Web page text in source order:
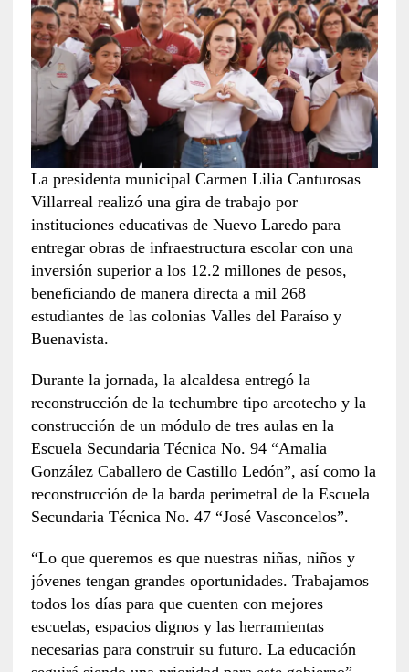
La presidenta municipal Carmen Lilia Canturosas
Villarreal realizó una gira de trabajo por
instituciones educativas de Nuevo Laredo para
entregar obras de infraestructura escolar con una
inversión superior a los 12.2 millones de pesos,
beneficiando de manera directa a mil 268
estudiantes de las colonias Valles del Paraíso y
Buenavista.
Durante la jornada, la alcaldesa entregó la
reconstrucción de la techumbre tipo arcotecho y la
construcción de un módulo de tres aulas en la
Escuela Secundaria Técnica No. 94 “Amalia
González Caballero de Castillo Ledón”, así como la
reconstrucción de la barda perimetral de la Escuela
Secundaria Técnica No. 47 “José Vasconcelos”.
“Lo que queremos es que nuestras niñas, niños y
jóvenes tengan grandes oportunidades. Trabajamos
todos los días para que cuenten con mejores
escuelas, espacios dignos y las herramientas
necesarias para construir su futuro. La educación